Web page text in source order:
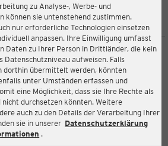
zu Analyse-, Werbe- und
können sie untenstehend zustimmen.
nur erforderliche Technologien einsetzen
anpassen. Ihre Einwilligung umfasst
Daten zu Ihrer Person in Drittländer, die kein
Datenschutzniveau aufweisen. Falls
dorthin übermittelt werden, könnten
unter Umständen erfassen und
eine Möglichkeit, dass sie Ihre Rechte als
durchsetzen könnten. Weitere
auch zu den Details der Verarbeitung Ihrer
sie in unserer Datenschutzerklärung
.
Bewertung:
SORTIMENT AKTIONEN
368, 40235 Düsseldorf